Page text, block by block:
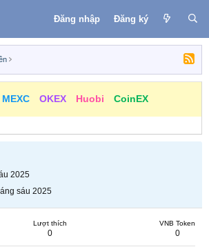
Đăng nhập Đăng ký
MEXC OKEX Huobi CoinEX
2025
sáu 2025
Lượt thích
0
VNB Token
0